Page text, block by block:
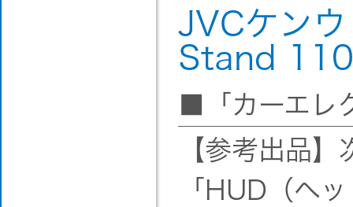
JVCケン
Stand
■「カーエレ
【参考出品
「HUD（ヘ